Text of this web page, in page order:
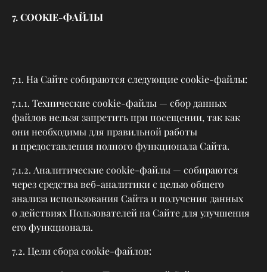
7. COOKIE-ФАЙЛЫ
7.1. На Сайте собираются следующие cookie-файлы:
7.1.1. Технические сookie-файлы — сбор данных
файлов нельзя запретить при посещении, так как
они необходимы для правильной работы
и предоставления полного функционала Сайта.
7.1.2. Аналитические cookie-файлы — собираются
через средства веб-аналитики с целью общего
анализа использования Сайта и получения данных
о действиях Пользователей на Сайте для улучшения
его функционала.
7.2. Цели сбора cookie-файлов: